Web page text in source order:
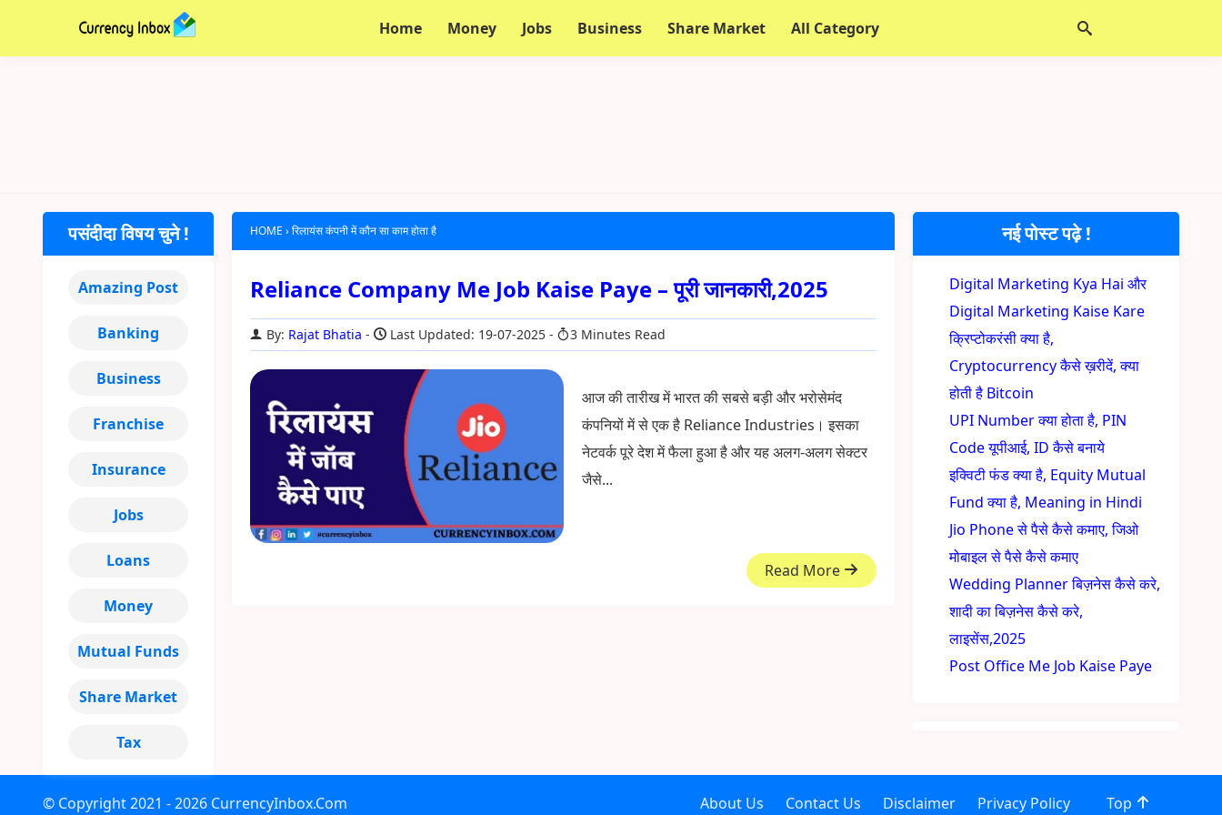
Home Money Jobs Business Share Market All Category
HOME ›रिलायंस कंपनी में कौन सा काम होता है
Reliance Company Me Job Kaise Paye – पूरी जानकारी,2025
By: Rajat Bhatia Last Updated: 19-07-2025 3 Minutes Read
आज की तारीख में भारत की सबसे बड़ी और भरोसेमंद
कंपनियों में से एक है Reliance Industries। इसका
नेटवर्क पूरे देश में फैला हुआ है और यह अलग-अलग सेक्टर
जैसे...
Read More
नई पोस्ट पढ़े !
Digital Marketing Kya Hai और
Digital Marketing Kaise Kare
क्रिप्टोकरंसी क्या है,
Cryptocurrency कैसे ख़रीदें, क्या
होती है Bitcoin
UPI Number क्या होता है, PIN
Code यूपीआई, ID कैसे बनाये
इक्विटी फंड क्या है, Equity Mutual
Fund क्या है, Meaning in Hindi
Jio Phone से पैसे कैसे कमाए, जिओ
मोबाइल से पैसे कैसे कमाए
Wedding Planner बिज़नेस कैसे करे,
शादी का बिज़नेस कैसे करे,
लाइसेंस,2025
Post Office Me Job Kaise Paye
पसंदीदा विषय चुने !
Amazing Post
Banking
Business
Franchise
Insurance
Jobs
Loans
Money
Mutual Funds
Share Market
Tax
© Copyright2021 - 2026 CurrencyInbox.Com About Us Contact Us Disclaimer Privacy Policy Top